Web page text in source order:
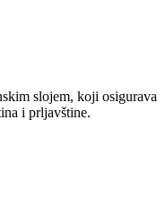
slojem, koji osigurava
i prljavštine.